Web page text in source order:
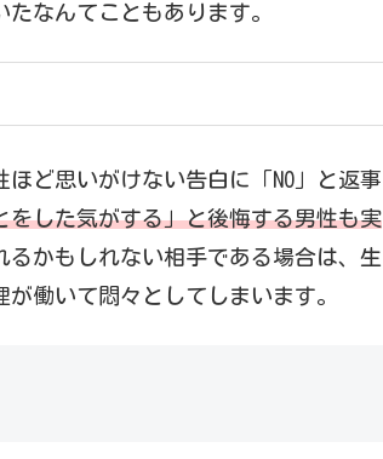
なんてこともあります。
ど思いがけない告白に「NO」と返事
した気がする」と後悔する男性も実
かもしれない相手である場合は、生
働いて悶々としてしまいます。